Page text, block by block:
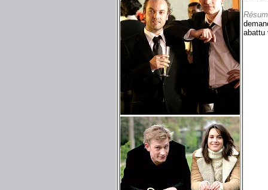
abattu